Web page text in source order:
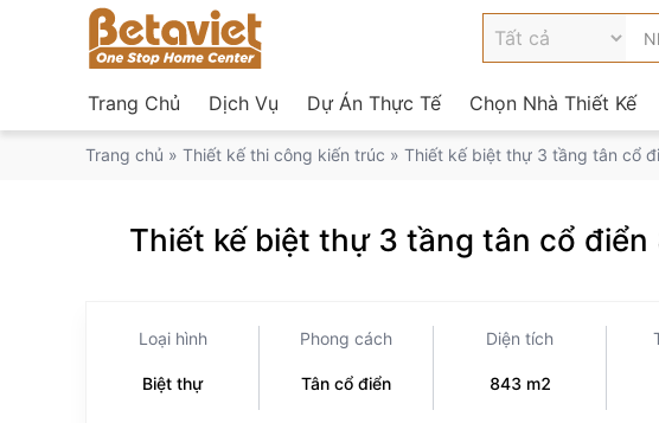
Trang Chủ Dịch Vụ Dự Án Thực Tế Chọn Nhà Thiết Kế
Trang chủ » Thiết kế thi công kiến trúc » Thiết kế biệt thự 3 tầng tân cổ
Thiết kế biệt thự 3 tầng tân cổ
Loại hình
Biệt thự
Phong cách
Tân cổ điển
Diện tích
843 m2